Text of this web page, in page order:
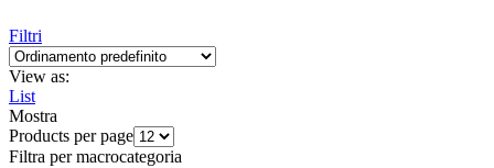
Filtri
View as:
List
Mostra
Products per page
Filtra per macrocategoria